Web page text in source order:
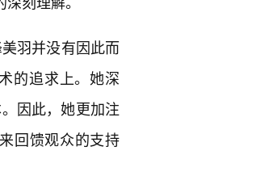
羽并没有因此而
的追求上。她深
因此，她更加注
回馈观众的支持